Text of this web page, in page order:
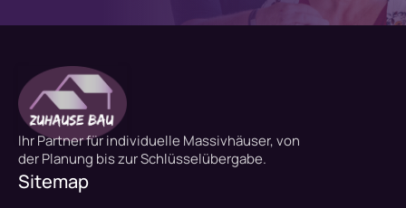
Ihr Partner für individuelle Massivhäuser, von
der Planung bis zur Schlüsselübergabe.
Sitemap